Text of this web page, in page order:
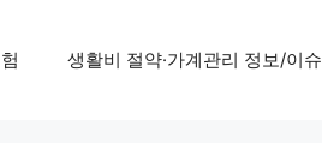
생활비 절약·가계관리 정보/이슈